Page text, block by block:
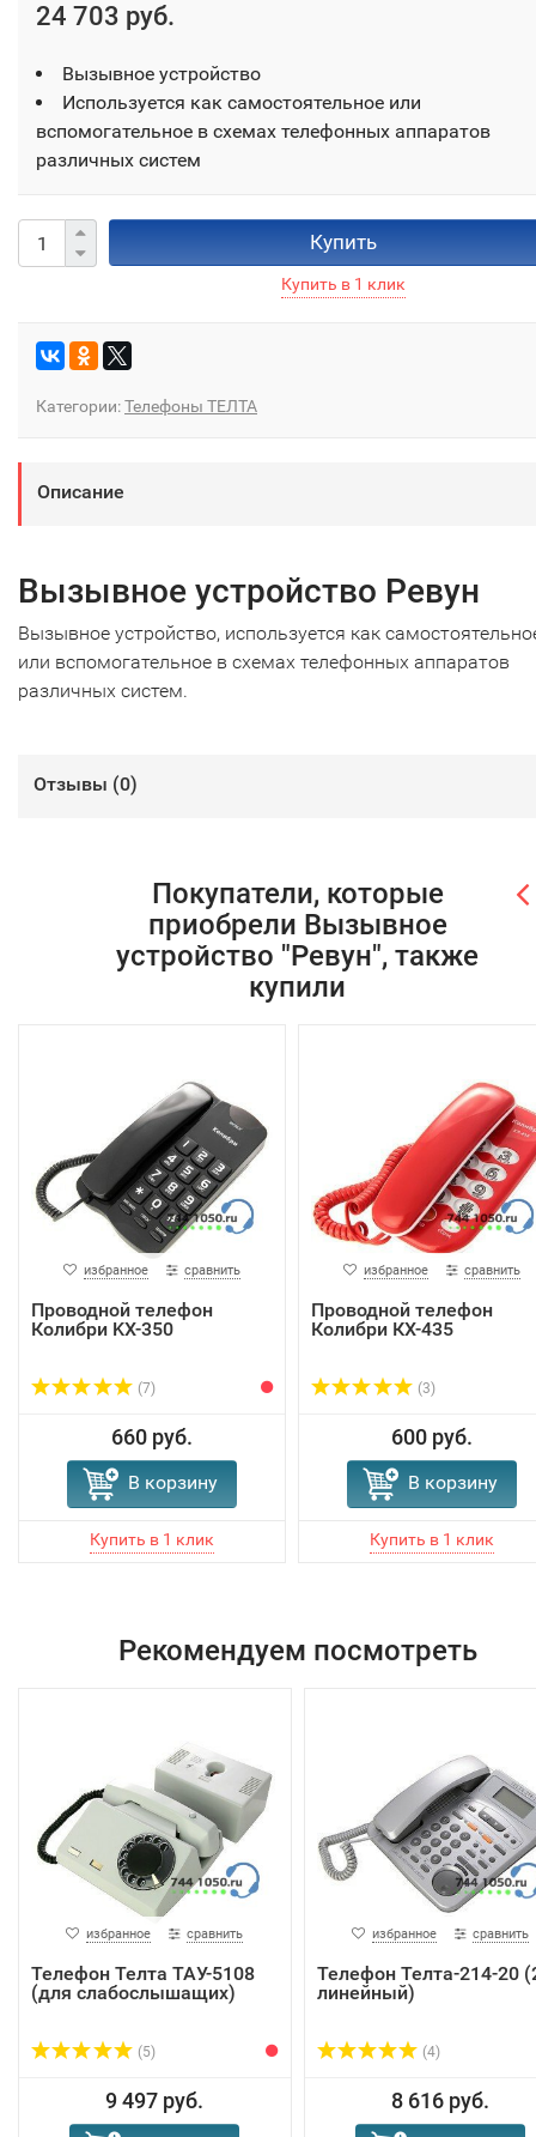
24 703 руб.
Вызывное устройство
Используется как самостоятельное или
вспомогательное в схемах телефонных аппаратов
различных систем
Купить
Категории:Телефоны ТЕЛТА
Описание
Вызывное устройство Ревун
Вызывное устройство, используется как
или вспомогательное в схемах телефонных аппаратов
различных систем.
Отзывы (0)
Покупатели, которые
приобрели Вызывное
устройство "Ревун", также
купили
избранное сравнить
Проводной телефон
Колибри KX-350
(7)
660 руб.
В корзину
избранное сравнить
Проводной телефон
Колибри КХ-435
(3)
600 руб.
В корзину
Рекомендуем посмотреть
избранное сравнить
Телефон Телта ТАУ-5108
(для слабослышащих)
(5)
9 497 руб.
избранное сравнить
Телефон Телта-214-20
линейный)
(4)
8 616 руб.